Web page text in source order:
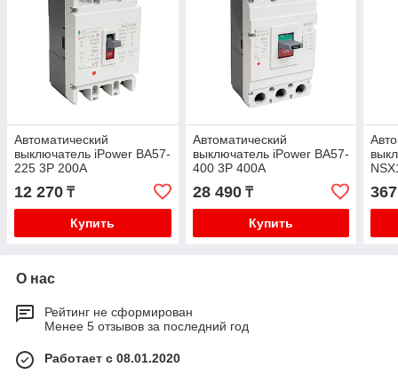
Автоматический
выключатель iPower ВА57-
225 3P 200A
12 270 ₸
Купить
Автоматический
выключатель iPower ВА57-
400 3P 400A
28 490₸
Купить
О нас
Рейтинг не сформирован
Менее 5 отзывов за последний год
Работает с 08.01.2020